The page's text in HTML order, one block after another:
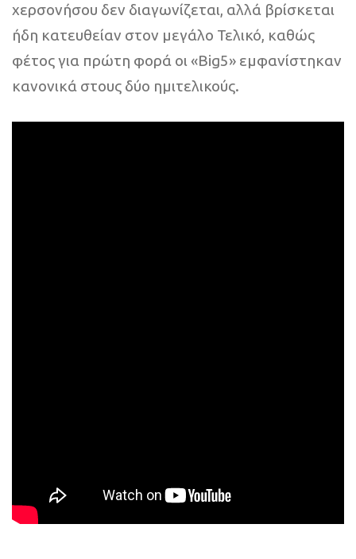
χερσονήσου δεν διαγωνίζεται, αλλά βρίσκεται
ήδη κατευθείαν στον μεγάλο Τελικό, καθώς
φέτος για πρώτη φορά οι «Big5» εμφανίστηκαν
κανονικά στους δύο ημιτελικούς.